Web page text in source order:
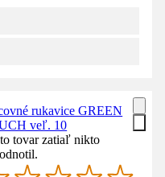
rukavice GREEN
veľ. 10
tovar zatiaľ nikto